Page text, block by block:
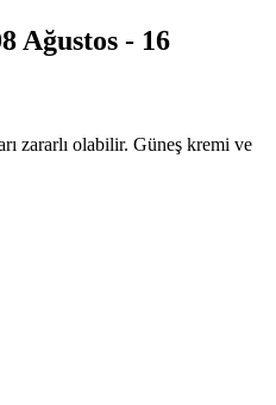
Ağustos - 16
zararlı olabilir. Güneş kremi ve